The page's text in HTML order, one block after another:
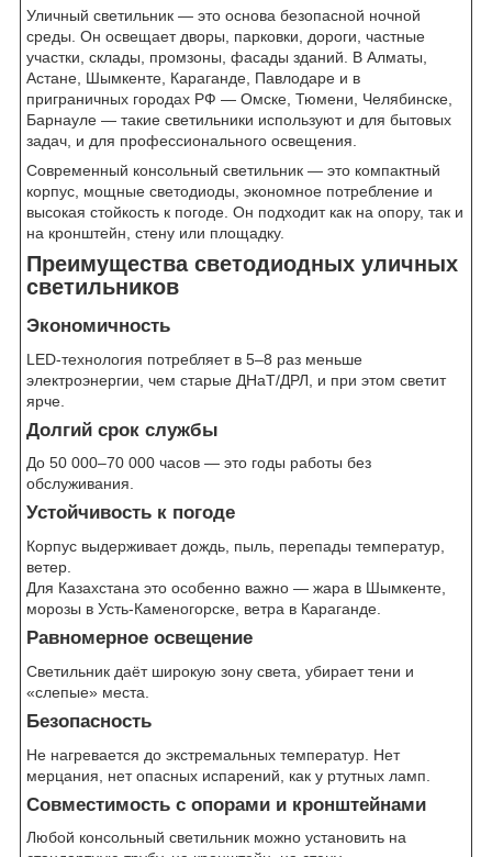
Уличный светильник — это основа безопасной ночной
среды. Он освещает дворы, парковки, дороги, частные
участки, склады, промзоны, фасады зданий. В Алматы,
Астане, Шымкенте, Караганде, Павлодаре и в
приграничных городах РФ — Омске, Тюмени, Челябинске,
Барнауле — такие светильники используют и для бытовых
задач, и для профессионального освещения.
Современный консольный светильник — это компактный
корпус, мощные светодиоды, экономное потребление и
высокая стойкость к погоде. Он подходит как на опору, так и
на кронштейн, стену или площадку.
Преимущества светодиодных уличных
светильников
Экономичность
LED-технология потребляет в 5–8 раз меньше
электроэнергии, чем старые ДНаТ/ДРЛ, и при этом светит
ярче.
Долгий срок службы
До 50 000–70 000 часов — это годы работы без
обслуживания.
Устойчивость к погоде
Корпус выдерживает дождь, пыль, перепады температур,
ветер.
Для Казахстана это особенно важно — жара в Шымкенте,
морозы в Усть-Каменогорске, ветра в Караганде.
Равномерное освещение
Светильник даёт широкую зону света, убирает тени и
«слепые» места.
Безопасность
Не нагревается до экстремальных температур. Нет
мерцания, нет опасных испарений, как у ртутных ламп.
Совместимость с опорами и кронштейнами
Любой консольный светильник можно установить на